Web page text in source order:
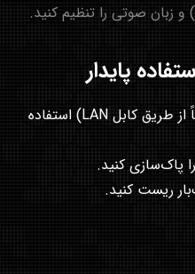
از اتصال اینترنت پایدار (ترجیحاً از طریق کابل LAN) استفاده
پاک‌سازی کنید.
ریست کنید.